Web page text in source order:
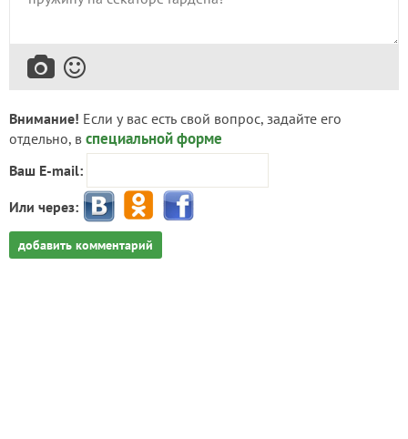
Внимание! Если у вас есть свой вопрос, задайте его
отдельно, в специальной форме
Ваш E-mail:
Или через:
добавить комментарий